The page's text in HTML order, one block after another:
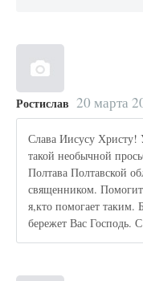
Ростислав 20 марта
Слава Иисусу
такой необычной
Полтава Полтавской
священником.
я,кто помогает таким.
бережет Вас Господь.